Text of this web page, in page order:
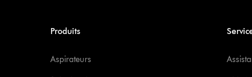
Produits
Aspirateurs